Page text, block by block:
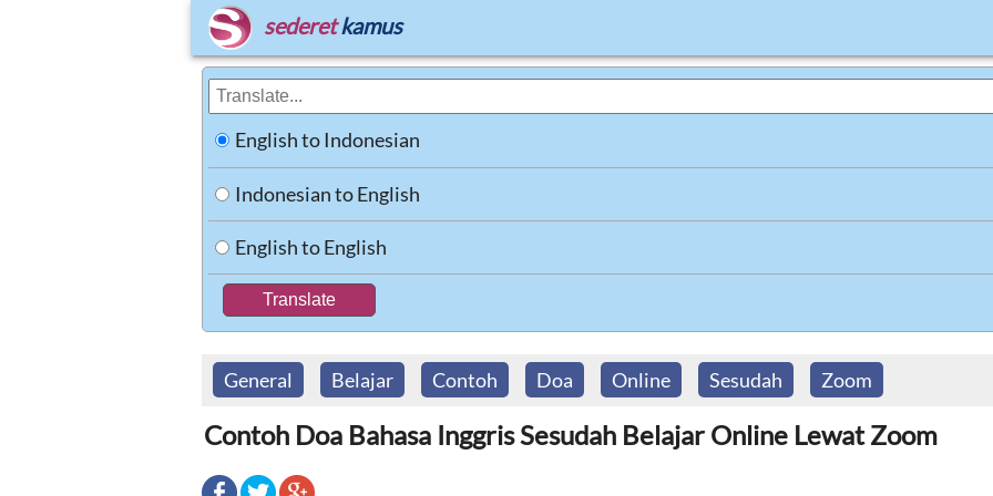
sederet kamus
English to Indonesian
Indonesian to English
English to English
General Belajar Contoh Doa Online Sesudah Zoom
Contoh Doa Bahasa Inggris Sesudah Belajar Online Lewat Zoom